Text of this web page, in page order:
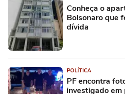
Conheça o
Bolsonaro que
dívida
POLÍTICA
PF encontra
investigado